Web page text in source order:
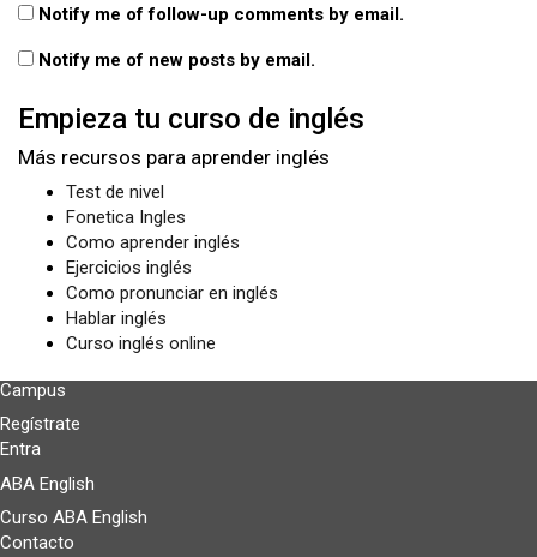
Notify me of follow-up comments by email.
Notify me of new posts by email.
Empieza tu curso de inglés
Más recursos para aprender inglés
Test de nivel
Fonetica Ingles
Como aprender inglés
Ejercicios inglés
Como pronunciar en inglés
Hablar inglés
Curso inglés online
Campus
Regístrate
Entra
ABA English
Curso ABA English
Contacto